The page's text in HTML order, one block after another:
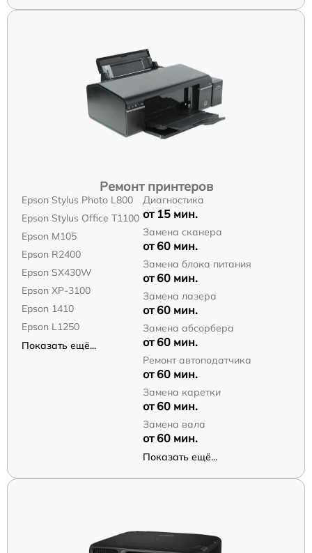
Ремонт принтеров
Epson Stylus Photo L800
Epson Stylus Office T1100
Epson M105
Epson R2400
Epson SX430W
Epson XP-3100
Epson 1410
Epson L1250
Показать ещё...
Диагностика
от 15 мин.
Замена сканера
от 60 мин.
Замена блока питания
от 60 мин.
Замена лазера
от 60 мин.
Замена абсорбера
от 60 мин.
Ремонт автоподатчика
от 60 мин.
Замена каретки
от 60 мин.
Замена вала
от 60 мин.
Показать ещё...